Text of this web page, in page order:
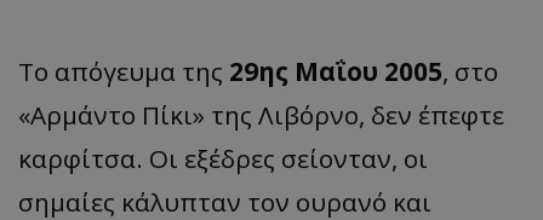
Το απόγευμα της 29ης Μαΐου 2005, στο
«Αρμάντο Πίκι» της Λιβόρνο, δεν έπεφτε
καρφίτσα. Οι εξέδρες σείονταν, οι
σημαίες κάλυπταν τον ουρανό και